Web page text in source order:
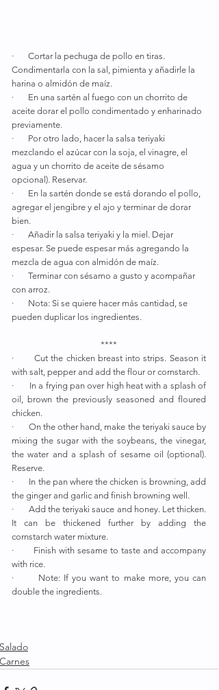
·       Cortar la pechuga de pollo en tiras.
Condimentarla con la sal, pimienta y añadirle la
harina o almidón de maíz.
·       En una sartén al fuego con un chorrito de
aceite dorar el pollo condimentado y enharinado
previamente.
·       Por otro lado, hacer la salsa teriyaki
mezclando el azúcar con la soja, el vinagre, el
agua y un chorrito de aceite de sésamo
opcional). Reservar.
·       En la sartén donde se está dorando el pollo,
agregar el jengibre y el ajo y terminar de dorar
bien.
·       Añadir la salsa teriyaki y la miel. Dejar
espesar. Se puede espesar más agregando la
mezcla de agua con almidón de maíz.
·       Terminar con sésamo a gusto y acompañar
con arroz.
·       Nota: Si se quiere hacer más cantidad, se
pueden duplicar los ingredientes.
****
·       Cut the chicken breast into strips. Season it
with salt, pepper and add the flour or cornstarch.
·       In a frying pan over high heat with a splash of
oil, brown the previously seasoned and floured
chicken.
·       On the other hand, make the teriyaki sauce by
mixing the sugar with the soybeans, the vinegar,
the water and a splash of sesame oil (optional).
Reserve.
·       In the pan where the chicken is browning, add
the ginger and garlic and finish browning well.
·       Add the teriyaki sauce and honey. Let thicken.
It can be thickened further by adding the
cornstarch water mixture.
·       Finish with sesame to taste and accompany
with rice.
·       Note: If you want to make more, you can
double the ingredients.
Salado
Carnes